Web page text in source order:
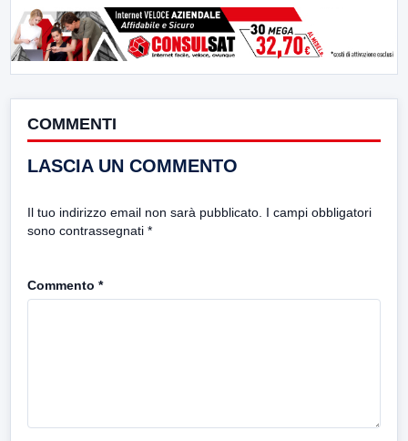
COMMENTI
LASCIA UN COMMENTO
Il tuo indirizzo email non sarà pubblicato. I campi obbligatori
sono contrassegnati *
Commento *